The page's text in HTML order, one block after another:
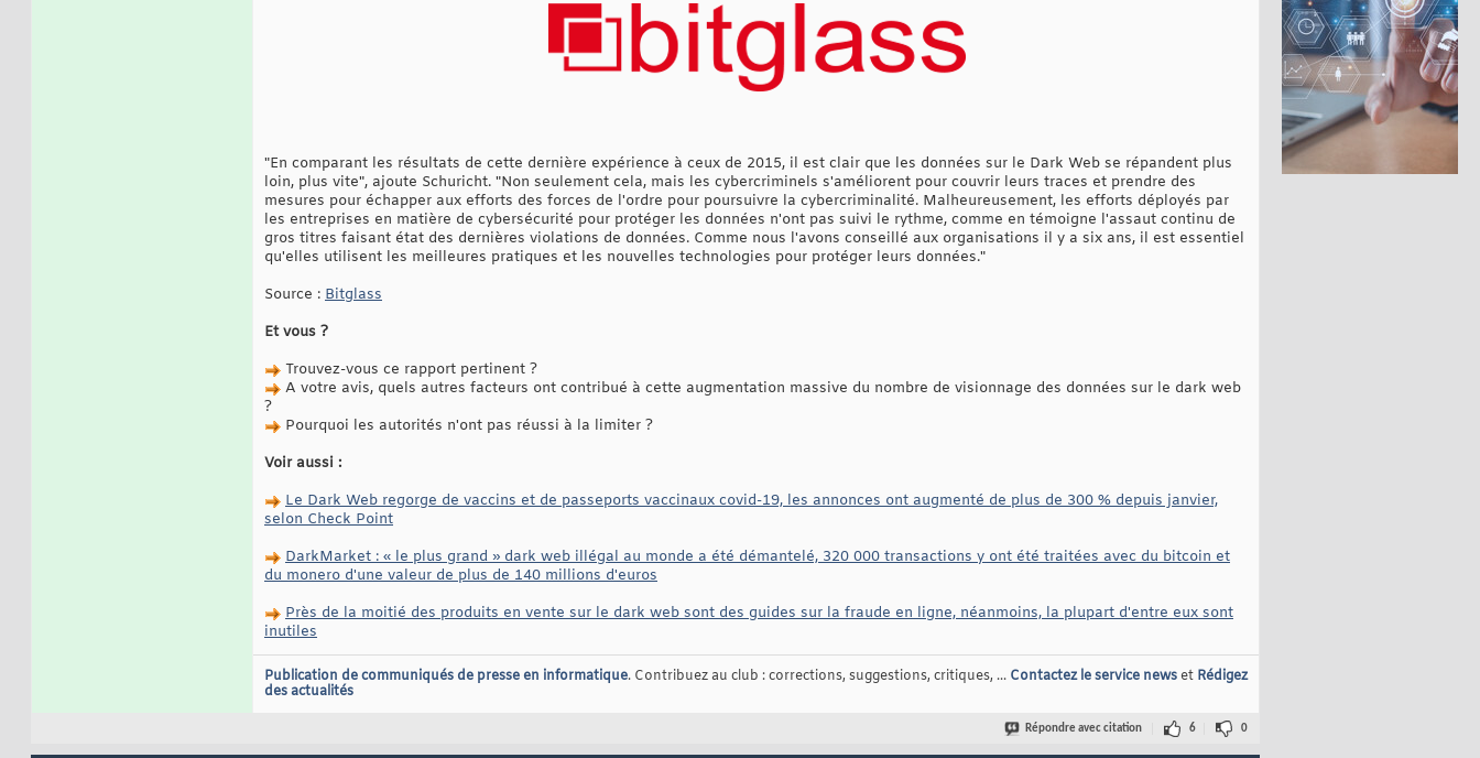
"En comparant les résultats de cette dernière expérience à ceux de 2015, il est clair que les données sur le Dark Web se répandent plus
loin, plus vite", ajoute Schuricht. "Non seulement cela, mais les cybercriminels s'améliorent pour couvrir leurs traces et prendre des
mesures pour échapper aux efforts des forces de l'ordre pour poursuivre la cybercriminalité. Malheureusement, les efforts déployés par
les entreprises en matière de cybersécurité pour protéger les données n'ont pas suivi le rythme, comme en témoigne l'assaut continu de
gros titres faisant état des dernières violations de données. Comme nous l'avons conseillé aux organisations il y a six ans, il est essentiel
qu'elles utilisent les meilleures pratiques et les nouvelles technologies pour protéger leurs données."
Source : Bitglass
Et vous ?
Trouvez-vous ce rapport pertinent ?
A votre avis, quels autres facteurs ont contribué à cette augmentation massive du nombre de visionnage des données sur le dark web
?
Pourquoi les autorités n'ont pas réussi à la limiter ?
Voir aussi :
Le Dark Web regorge de vaccins et de passeports vaccinaux covid-19, les annonces ont augmenté de plus de 300 % depuis janvier,
selon Check Point
DarkMarket : « le plus grand » dark web illégal au monde a été démantelé, 320 000 transactions y ont été traitées avec du bitcoin et
du monero d'une valeur de plus de 140 millions d'euros
Près de la moitié des produits en vente sur le dark web sont des guides sur la fraude en ligne, néanmoins, la plupart d'entre eux sont
inutiles
Publication de communiqués de presse en informatique. Contribuez au club : corrections, suggestions, critiques, ... Contactez le service newset Rédigez
des actualités
Répondre avec citation 6 0